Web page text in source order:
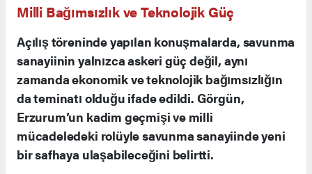
Milli Bağımsızlık ve Teknolojik Güç
Açılış töreninde yapılan konuşmalarda, savunma
sanayiinin yalnızca askeri güç değil, aynı
zamanda ekonomik ve teknolojik bağımsızlığın
da teminatı olduğu ifade edildi. Görgün,
Erzurum’un kadim geçmişi ve milli
mücadeledeki rolüyle savunma sanayiinde yeni
bir safhaya ulaşabileceğini belirtti.